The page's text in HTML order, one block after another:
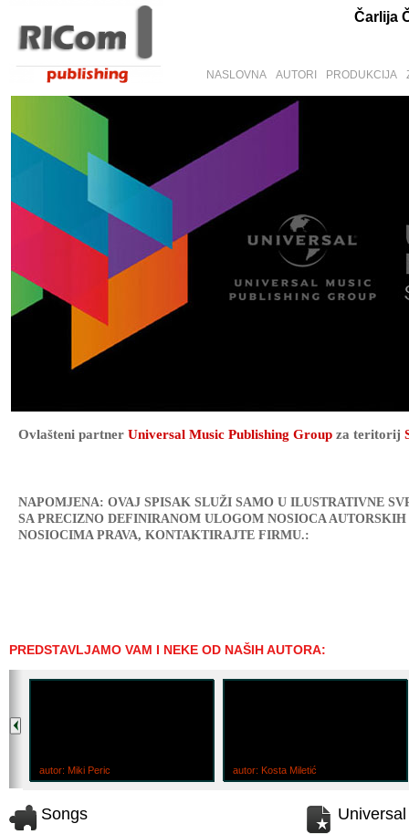
Čarlija
PRODUKCIJA
AUTORI
NASLOVNA
Ovlašteni partner Universal Music Publishing Group za teritorij
NAPOMJENA: OVAJ SPISAK SLUŽI SAMO U ILUSTRATIVNE
SA PRECIZNO DEFINIRANOM ULOGOM NOSIOCA
NOSIOCIMA PRAVA, KONTAKTIRAJTE FIRMU.:
PREDSTAVLJAMO VAM I NEKE OD NAŠIH AUTORA:
autor: Miki Peric autor: Kosta Miletić
Songs